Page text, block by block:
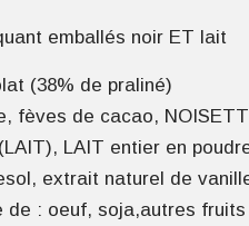
emballés noir ET lait
(38% de praliné)
fèves de cacao,
LAIT entier en
extrait naturel de
de : oeuf, soja,autres